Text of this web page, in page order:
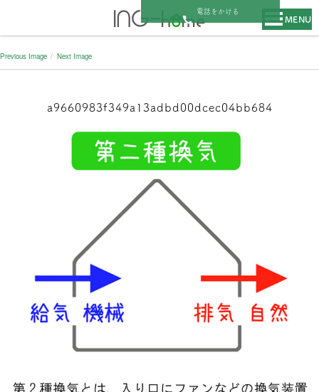
MENU
Previous Image Next Image
a9660983f349a13adbd00dcec04bb684
電話をかける